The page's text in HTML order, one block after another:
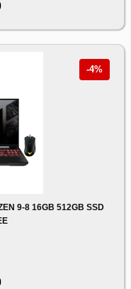
-4%
9-8 16GB 512GB SSD